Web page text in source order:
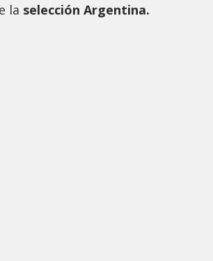
la selección Argentina.